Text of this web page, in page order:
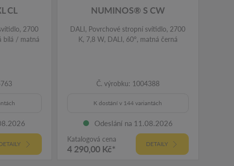
CL
2700
bílá / matná
NUMINOS® S CW
DALI, Povrchové stropní svítidlo, 2700
K, 7,8 W, DALI, 60°, matná černá
Č. výrobku: 1004388
K dostání v 144 variantách
Odeslání na 11.08.2026
Katalogová cena
4 290,00 Kč* DETAILY